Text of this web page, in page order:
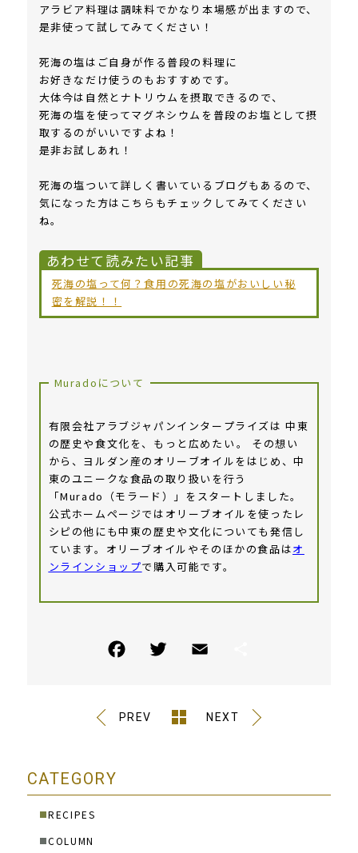
アラビア料理は調味料でかなり本場感が出ますので、
是非使って試してみてください！
死海の塩はご自身が作る普段の料理に
お好きなだけ使うのもおすすめです。
大体今は自然とナトリウムを摂取できるので、
死海の塩を使ってマグネシウムを普段のお塩として摂
取するのがいいですよね！
是非お試しあれ！
死海の塩ついて詳しく書いているブログもあるので、
気になった方はこちらもチェックしてみてください
ね。
あわせて読みたい記事
死海の塩って何？食用の死海の塩がおいしい秘
密を解説！！
Muradoについて
有限会社アラブジャパンインタープライズは 中東
の歴史や食文化を、もっと広めたい――。 その想い
から、ヨルダン産のオリーブオイルをはじめ、中
東のユニークな食品の取り扱いを行う
「Murado（モラード）」をスタートしました。
公式ホームページではオリーブオイルを使ったレ
シピの他にも中東の歴史や文化についても発信し
ています。オリーブオイルやそのほかの食品はオ
ンラインショップで購入可能です。
PREV NEXT
CATEGORY
■RECIPES
■COLUMN